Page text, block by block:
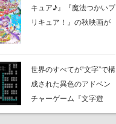
キュア♪』『魔法つかいプ
リキュア！』の秋映画が
ア公開
世界のすべてが“文字”で構
成された異色のアドベン
チャーゲーム『文字遊
戯』PS5版が8月20日に配